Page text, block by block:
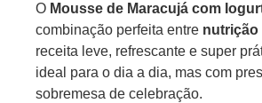
O Mousse de Maracujá com
combinação perfeita entre nutrição
receita leve, refrescante e super
ideal para o dia a dia, mas com
sobremesa de celebração.